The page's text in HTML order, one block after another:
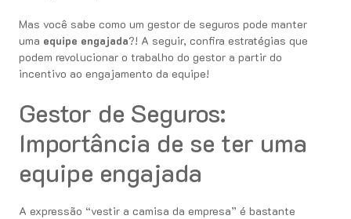
Mas você sabe como um gestor de seguros pode manter
uma equipe engajada?! A seguir, confira estratégias que
podem revolucionar o trabalho do gestor a partir do
incentivo ao engajamento da equipe!
Gestor de Seguros:
Importância de se ter uma
equipe engajada
A expressão “vestir a camisa da empresa” é bastante